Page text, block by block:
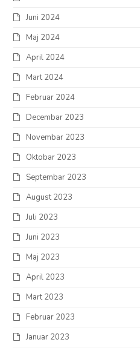
Juni 2024
Maj 2024
April 2024
Mart 2024
Februar 2024
Decembar 2023
Novembar 2023
Oktobar 2023
Septembar 2023
August 2023
Juli 2023
Juni 2023
Maj 2023
April 2023
Mart 2023
Februar 2023
Januar 2023